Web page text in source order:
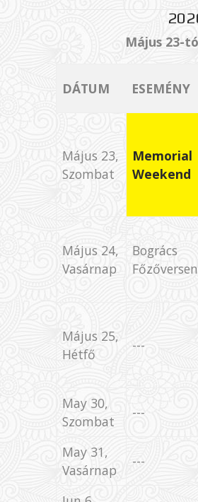
Május 23-
DÁTUM ESEMÉNY
Május 23,
Szombat
Memorial
Weekend
Május 24,
Vasárnap
Bogrács
Május 25,
Hétfő
---
May 30,
Szombat
---
May 31,
Vasárnap
---